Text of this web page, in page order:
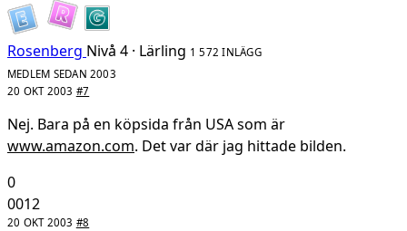
Rosenberg Nivå 4 · Lärling 1 572 INLÄGG
MEDLEM SEDAN 2003
20 OKT 2003 #7
Nej. Bara på en köpsida från USA som är
www.amazon.com. Det var där jag hittade bilden.
0
0012
20 OKT 2003 #8